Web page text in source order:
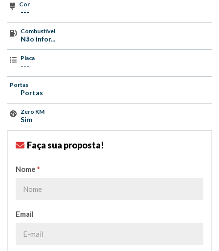
Cor
---
Combustível
Não infor...
Placa
---
Portas
Portas
Zero KM
Sim
Faça sua proposta!
Nome *
Email